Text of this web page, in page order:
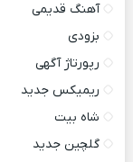
آهنگ قدیمی
بزودی
رپورتاژ آگهی
ریمیکس جدید
شاه بیت
گلچین جدید